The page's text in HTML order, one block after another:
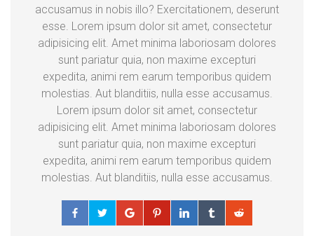
accusamus in nobis illo? Exercitationem, deserunt
esse. Lorem ipsum dolor sit amet, consectetur
adipisicing elit. Amet minima laboriosam dolores
sunt pariatur quia, non maxime excepturi
expedita, animi rem earum temporibus quidem
molestias. Aut blanditiis, nulla esse accusamus.
Lorem ipsum dolor sit amet, consectetur
adipisicing elit. Amet minima laboriosam dolores
sunt pariatur quia, non maxime excepturi
expedita, animi rem earum temporibus quidem
molestias. Aut blanditiis, nulla esse accusamus.